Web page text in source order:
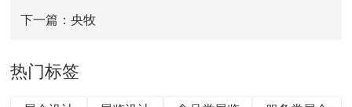
下一篇：央牧
热门标签